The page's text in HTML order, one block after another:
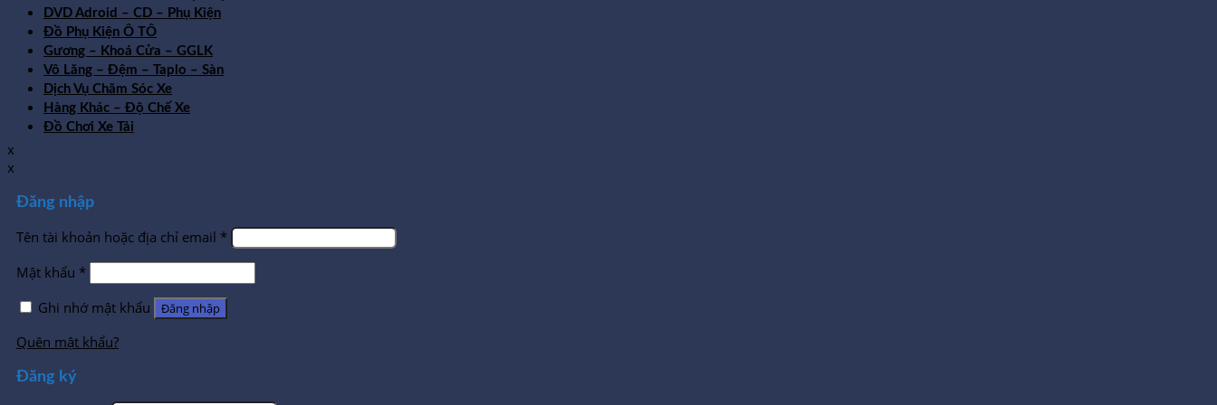
DVD Adroid – CD – Phụ Kiện
Đồ Phụ Kiện Ô TÔ
Gương – Khoá Cửa – GGLK
Vô Lăng – Đệm – Taplo – Sàn
Dịch Vụ Chăm Sóc Xe
Hàng Khác – Độ Chế Xe
Đồ Chơi Xe Tải
x
x
Đăng nhập
Tên tài khoản hoặc địa chỉ email *
Mật khẩu *
Ghi nhớ mật khẩu
Đăng nhập
Quên mật khẩu?
Đăng ký